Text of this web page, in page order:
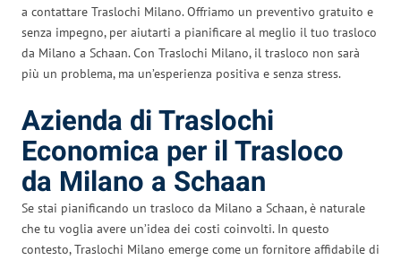
a contattare Traslochi Milano. Offriamo un preventivo gratuito e
senza impegno, per aiutarti a pianificare al meglio il tuo trasloco
da Milano a Schaan. Con Traslochi Milano, il trasloco non sarà
più un problema, ma un’esperienza positiva e senza stress.
Azienda di Traslochi
Economica per il Trasloco
da Milano a Schaan
Se stai pianificando un trasloco da Milano a Schaan, è naturale
che tu voglia avere un’idea dei costi coinvolti. In questo
contesto, Traslochi Milano emerge come un fornitore affidabile di